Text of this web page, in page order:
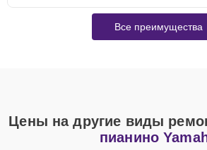
Все преимущества
Цены на другие виды
пианино